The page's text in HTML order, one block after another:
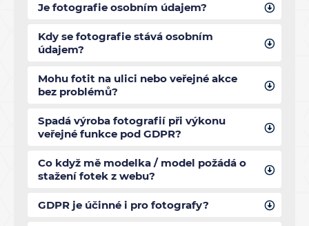
Je fotografie osobním údajem?
Kdy se fotografie stává osobním
údajem?
Mohu fotit na ulici nebo veřejné akce
bez problémů?
Spadá výroba fotografií při výkonu
veřejné funkce pod GDPR?
Co když mě modelka / model požádá o
stažení fotek z webu?
GDPR je účinné i pro fotografy?